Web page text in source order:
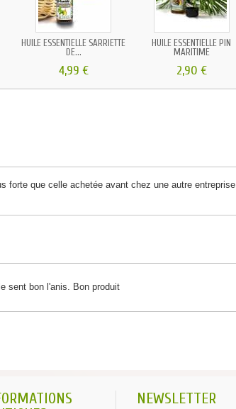
HUILE ESSENTIELLE SARRIETTE
DE...
4,99 €
HUILE ESSENTIELLE PIN
MARITIME
2,90 €
forte que celle achetée avant chez une autre entreprise.
sent bon l'anis. Bon produit
NEWSLETTER